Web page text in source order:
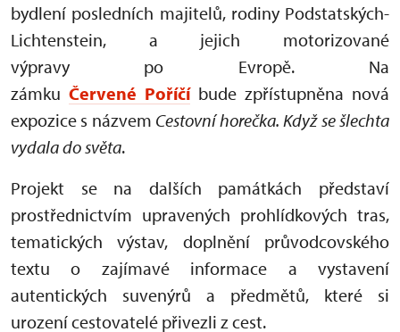
bydlení posledních majitelů, rodiny Podstatských-
Lichtenstein, a jejich motorizované
výpravy po Evropě. Na
zámku Červené Poříčíbude zpřístupněna nová
expozice s názvem Cestovní horečka. Když se šlechta
vydala do světa.
Projekt se na dalších památkách představí
prostřednictvím upravených prohlídkových tras,
tematických výstav, doplnění průvodcovského
textu o zajímavé informace a vystavení
autentických suvenýrů a předmětů, které si
urození cestovatelé přivezli z cest.